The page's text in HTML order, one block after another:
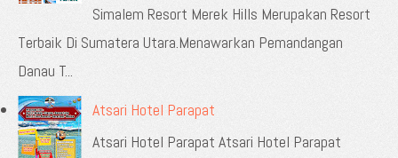
Simalem Resort Merek Hills Merupakan Resort
Terbaik Di Sumatera Utara.Menawarkan Pemandangan
Danau T...
Atsari Hotel Parapat
Atsari Hotel Parapat Atsari Hotel Parapat